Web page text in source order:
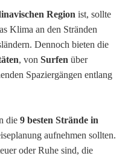
Region ist, sollte
Klima an den Stränden
Dennoch bieten die
, von Surfen über
Spaziergängen entlang
die 9 besten Strände in
aufnehmen sollten.
oder Ruhe sind, die